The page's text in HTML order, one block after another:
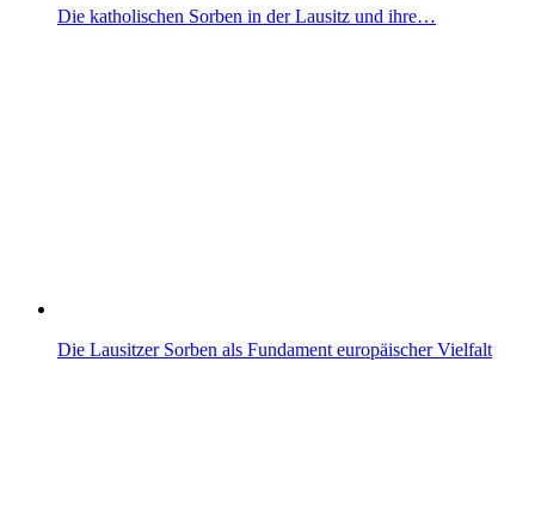
Die katholischen Sorben in der Lausitz und ihre…
Die Lausitzer Sorben als Fundament europäischer Vielfalt